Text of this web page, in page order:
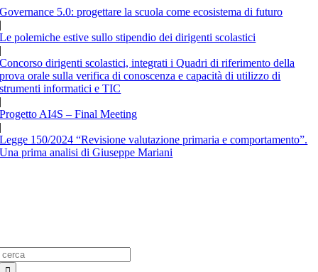
Salta
contenuto
Governance 5.0: progettare la scuola come ecosistema di futuro
|
Le polemiche estive sullo stipendio dei dirigenti scolastici
|
Concorso dirigenti scolastici, integrati i Quadri di riferimento della
prova orale sulla verifica di conoscenza e capacità di utilizzo di
strumenti informatici e TIC
|
Progetto AI4S – Final Meeting
|
Legge 150/2024 “Revisione valutazione primaria e comportamento”.
Una prima analisi di Giuseppe Mariani